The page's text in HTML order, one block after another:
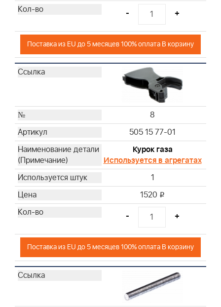
- +
Поставка из EU до 5 месяцев 100% оплата В корзину
8
505 15 77-01
Курок газа
Используется в агрегатах
1
1520 i
- +
Поставка из EU до 5 месяцев 100% оплата В корзину